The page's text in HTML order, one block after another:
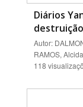
Diários
Autor:
RAMOS,
118